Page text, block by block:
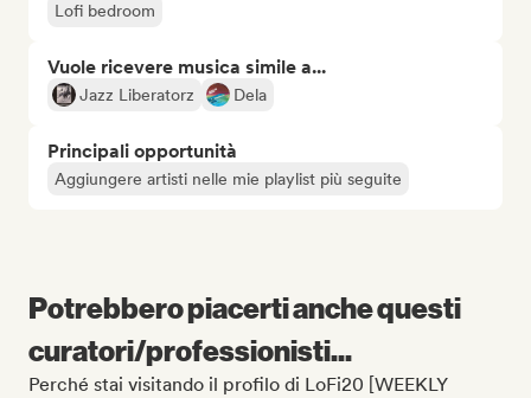
Lofi bedroom
Vuole ricevere musica simile a...
Jazz Liberatorz Dela
Principali opportunità
Aggiungere artisti nelle mie playlist più seguite
Potrebbero piacerti anche questi
curatori/professionisti...
Perché stai visitando il profilo di LoFi20 [WEEKLY